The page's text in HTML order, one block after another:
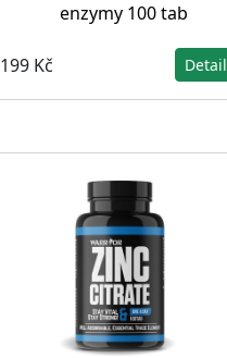
enzymy 100 tab
199 Kč Detail